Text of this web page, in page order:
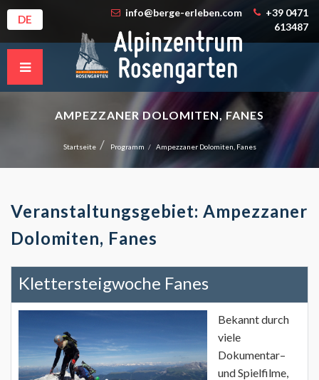
DE
info@berge-erleben.com
+39 0471
613487
AMPEZZANER DOLOMITEN, FANES
Startseite Programm Ampezzaner Dolomiten, Fanes
Veranstaltungsgebiet: Ampezzaner
Dolomiten, Fanes
Klettersteigwoche Fanes
Bekannt durch
viele
Dokumentar–
und Spielfilme,